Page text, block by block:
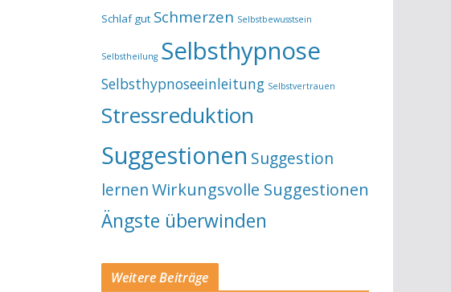
Schlaf gut Schmerzen Selbstbewusstsein
Selbstheilung Selbsthypnose
Selbsthypnoseeinleitung Selbstvertrauen
Stressreduktion
Suggestionen Suggestion
lernenWirkungsvolle Suggestionen
Ängste überwinden
Weitere Beiträge